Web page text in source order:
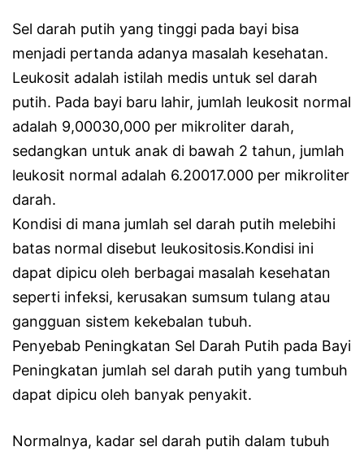
Sel darah putih yang tinggi pada bayi bisa
menjadi pertanda adanya masalah kesehatan.
Leukosit adalah istilah medis untuk sel darah
putih. Pada bayi baru lahir, jumlah leukosit normal
adalah 9,00030,000 per mikroliter darah,
sedangkan untuk anak di bawah 2 tahun, jumlah
leukosit normal adalah 6.20017.000 per mikroliter
darah.
Kondisi di mana jumlah sel darah putih melebihi
batas normal disebut leukositosis.Kondisi ini
dapat dipicu oleh berbagai masalah kesehatan
seperti infeksi, kerusakan sumsum tulang atau
gangguan sistem kekebalan tubuh.
Penyebab Peningkatan Sel Darah Putih pada Bayi
Peningkatan jumlah sel darah putih yang tumbuh
dapat dipicu oleh banyak penyakit.
Normalnya, kadar sel darah putih dalam tubuh